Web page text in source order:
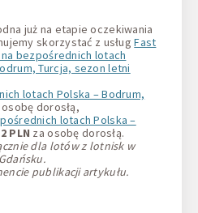
już na etapie oczekiwania
skorzystać z usługFast
bezpośrednich lotach
Turcja, sezon letni
lotach Polska – Bodrum,
osobę dorosłą,
lotach Polska –
PLN za osobę dorosłą.
dla lotów z lotnisk w
publikacji artykułu.